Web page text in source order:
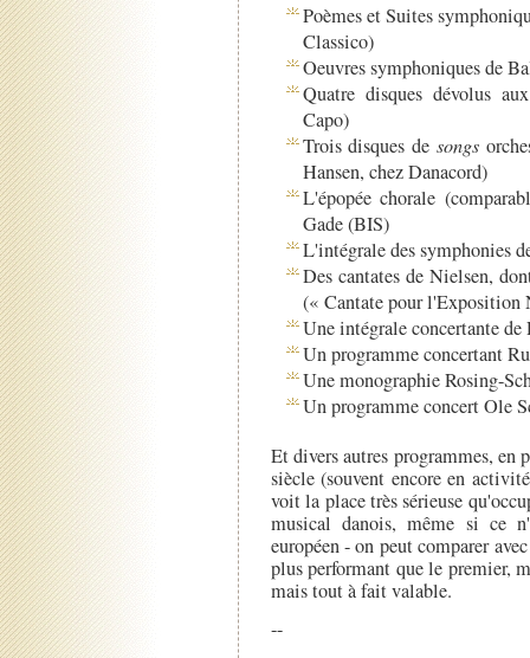
Poèmes et Suites
Classico)
Oeuvres symphoniques de
Quatre disques dévolus
Capo)
Trois disques desongs
Hansen, chez Danacord)
L'épopée chorale
Gade (BIS)
L'intégrale des symphonies
Des cantates de Nielsen,
(« Cantate pour l'Exposition
Une intégrale concertante
Un programme concertant
Une monographie Rosing-
Un programme concert Ole
Et divers autres programmes,
siècle (souvent encore en
voit la place très sérieuse
musical danois, même si ce
européen - on peut comparer
plus performant que le premier,
mais tout à fait valable.
--